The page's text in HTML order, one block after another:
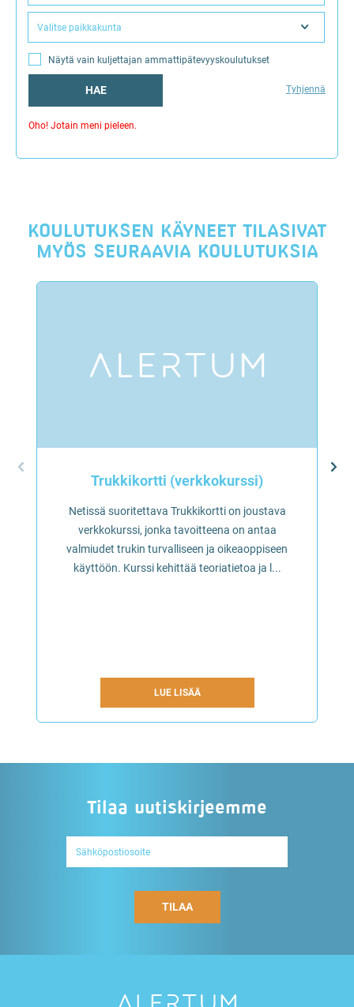
Valitse paikkakunta
Näytä vain kuljettajan ammattipätevyyskoulutukset
HAE Tyhjennä
Oho! Jotain meni pieleen.
KOULUTUKSEN KÄYNEET TILASIVAT
MYÖS SEURAAVIA KOULUTUKSIA
Trukkikortti (verkkokurssi)
Netissä suoritettava Trukkikortti on joustava
verkkokurssi, jonka tavoitteena on antaa
valmiudet trukin turvalliseen ja oikeaoppiseen
käyttöön. Kurssi kehittää teoriatietoa ja l...
LUE LISÄÄ
Tilaa uutiskirjeemme